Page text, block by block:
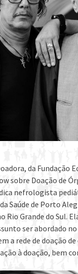
da Fundação
sobre Doação de
nefrologista
Saúde de Porto
Rio Grande do Sul.
ser abordado
a rede de doação
à doação, bem